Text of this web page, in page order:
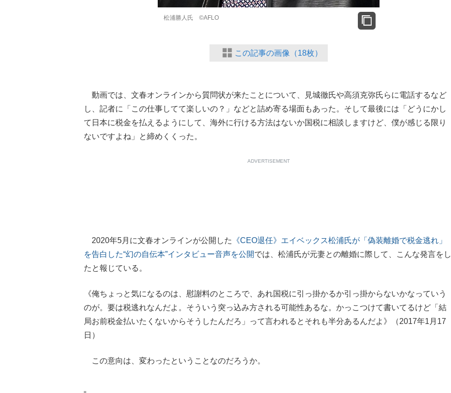
松浦勝人氏 ©AFLO
この記事の画像（18枚）
動画では、文春オンラインから質問状が来たことについて、見城徹氏や高須克弥氏らに電話するなど
し、記者に「この仕事してて楽しいの？」などと詰め寄る場面もあった。そして最後には「どうにかし
て日本に税金を払えるようにして、海外に行ける方法はないか国税に相談しますけど、僕が感じる限り
ないですよね」と締めくくった。
ADVERTISEMENT
2020年5月に文春オンラインが公開した
《CEO退任》エイベックス松浦氏が「偽装離婚で税金逃れ」
を告白した“幻の自伝本”インタビュー音声を公開では、松浦氏が元妻との離婚に際して、こんな発言をし
たと報じている。
《俺ちょっと気になるのは、慰謝料のところで、あれ国税に引っ掛かるか引っ掛からないかなっていう
のが。要は税逃れなんだよ。そういう突っ込み方される可能性あるな。かっこつけて書いてるけど「結
局お前税金払いたくないからそうしたんだろ」って言われるとそれも半分あるんだよ》（2017年1月17
日）
この意向は、変わったということなのだろうか。